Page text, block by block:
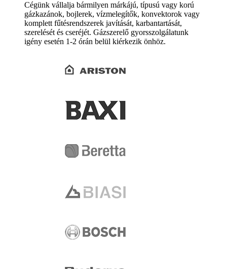
Cégünk vállalja bármilyen márkájú, típusú vagy korú
gázkazánok, bojlerek, vízmelegítők, konvektorok vagy
komplett fűtésrendszerek javítását, karbantartását,
szerelését és cseréjét. Gázszerelő gyorsszolgálatunk
igény esetén 1-2 órán belül kiérkezik önhöz.